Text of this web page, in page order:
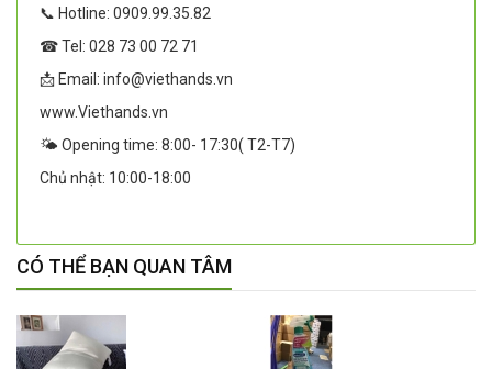
📞 Hotline: 0909.99.35.82
☎ Tel: 028 73 00 72 71
📩 Email: info@viethands.vn
www.Viethands.vn
🌤️ Opening time: 8:00- 17:30( T2-T7)
Chủ nhật: 10:00-18:00
CÓ THỂ BẠN QUAN TÂM